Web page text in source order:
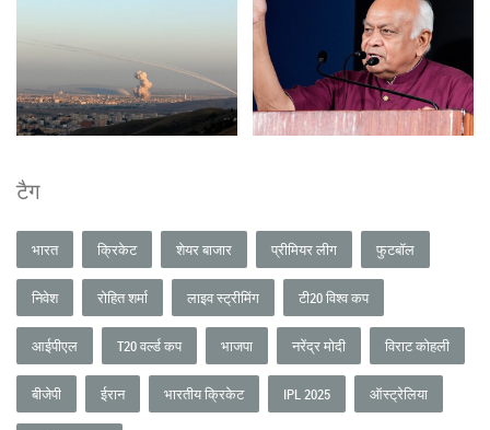
टैग
भारत क्रिकेट शेयर बाजार प्रीमियर लीग फुटबॉल
निवेश रोहित शर्मा लाइव स्ट्रीमिंग टी20 विश्व कप
आईपीएल T20 वर्ल्ड कप भाजपा नरेंद्र मोदी विराट कोहली
बीजेपी ईरान भारतीय क्रिकेट IPL 2025 ऑस्ट्रेलिया